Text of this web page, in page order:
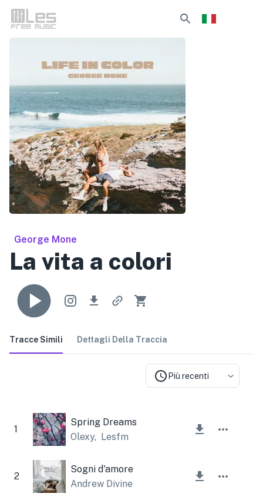
George Mone
La vita a colori
Tracce Simili Dettagli Della Traccia
Più recenti
1
Spring Dreams
Olexy, Lesfm
2
Sogni d'amore
Andrew Divine